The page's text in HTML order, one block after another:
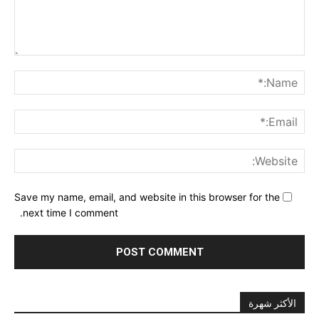
Save my name, email, and website in this browser for the
next time I comment.
الأكثر شهرة